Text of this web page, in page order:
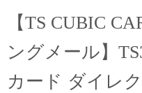
【TS CUBIC
ングメール】
カード ダイレ